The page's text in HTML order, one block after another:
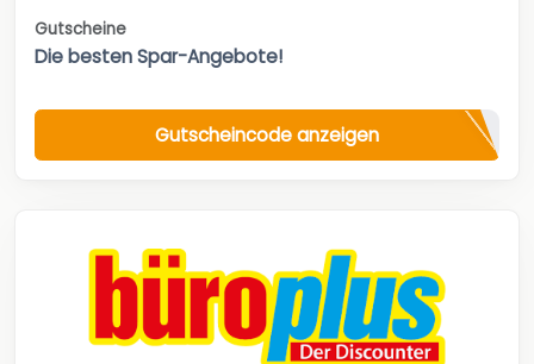
Gutscheine
Die besten Spar-Angebote!
Gutscheincode anzeigen